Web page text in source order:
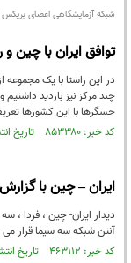
شبکه آزمایشگاهی اعضای
توافق ایران با چین
در این راستا با یک مجموعه
چند مرکز نیز بازدید
حسگرها با این کشورها
کد خبر: ۸۵۳۳۸۰ تاریخ انتشار : ۱۴۰۳/۰۶/۱۶
ایران – چین با
آنتن شبکه سه سیما قرار می
کد خبر: ۴۶۳۱۱۲ تاریخ انتشار : ۱۳۹۶/۰۱/۰۷